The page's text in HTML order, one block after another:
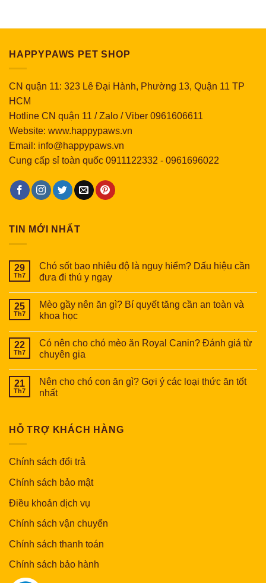
HAPPYPAWS PET SHOP
CN quận 11: 323 Lê Đại Hành, Phường 13, Quận 11 TP
HCM
Hotline CN quận 11 / Zalo / Viber 0961606611
Website: www.happypaws.vn
Email: info@happypaws.vn
Cung cấp sỉ toàn quốc 0911122332 - 0961696022
TIN MỚI NHẤT
29
Th7
Chó sốt bao nhiêu độ là nguy hiểm? Dấu hiệu cần
đưa đi thú y ngay
25
Th7
Mèo gầy nên ăn gì? Bí quyết tăng cần an toàn và
khoa học
22
Th7
Có nên cho chó mèo ăn Royal Canin? Đánh giá từ
chuyên gia
21
Th7
Nên cho chó con ăn gì? Gợi ý các loại thức ăn tốt
nhất
HỖ TRỢ KHÁCH HÀNG
Chính sách đổi trả
Chính sách bảo mật
Điều khoản dịch vụ
Chính sách vận chuyển
Chính sách thanh toán
Chính sách bảo hành